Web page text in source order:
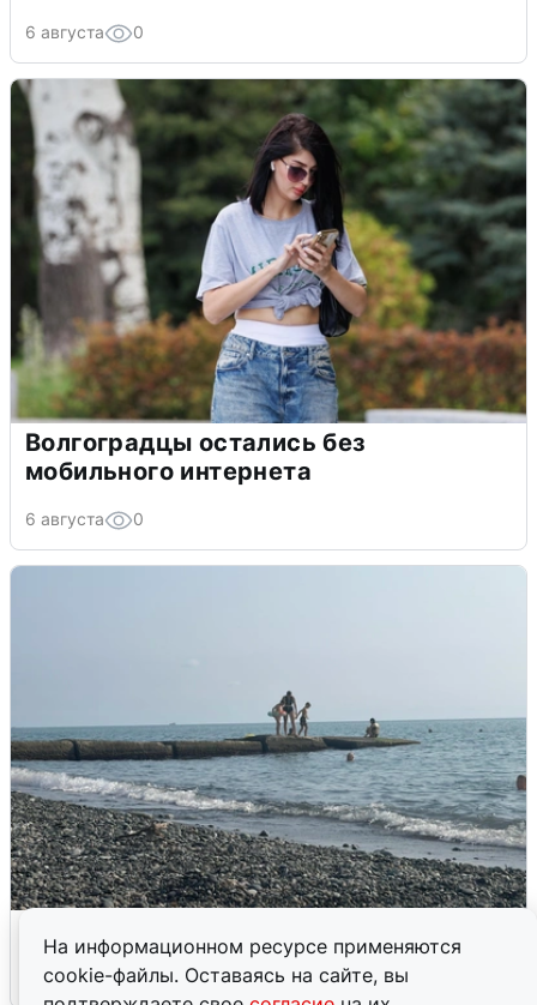
На информационном ресурсе применяются
cookie-файлы. Оставаясь на сайте, вы
6 августа 0
Волгоградцы остались без
мобильного интернета
6 августа 0
6 августа 0